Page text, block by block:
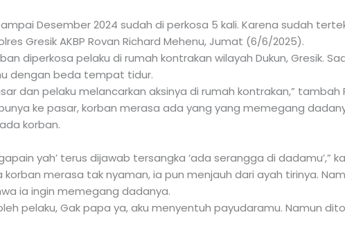
Desember 2024 sudah di perkosa 5 kali. Karena sudah
Gresik AKBP Rovan Richard Mehenu, Jumat (6/6/2025).
diperkosa pelaku di rumah kontrakan wilayah Dukun, Gresik.
dengan beda tempat tidur.
dan pelaku melancarkan aksinya di rumah kontrakan,” tambah
ke pasar, korban merasa ada yang yang memegang
korban.
yah’ terus dijawab tersangka ‘ada serangga di dadamu’,”
korban merasa tak nyaman, ia pun menjauh dari ayah tirinya.
ia ingin memegang dadanya.
pelaku, Gak papa ya, aku menyentuh payudaramu. Namun